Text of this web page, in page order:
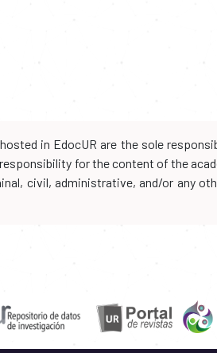
in EdocUR are the sole
for the content of the
civil, administrative, and/or any